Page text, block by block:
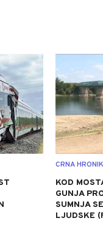
0
CRNA
KOD
GUNJA
SUMNJA
LJUDSKE